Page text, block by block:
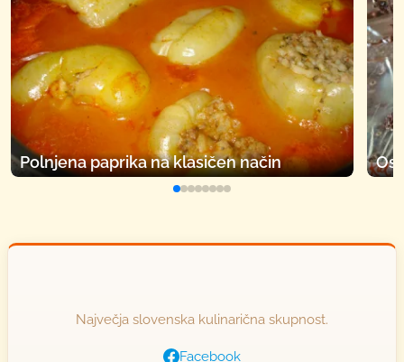
Polnjena paprika na klasičen način
Največja slovenska kulinarična skupnost.
Facebook